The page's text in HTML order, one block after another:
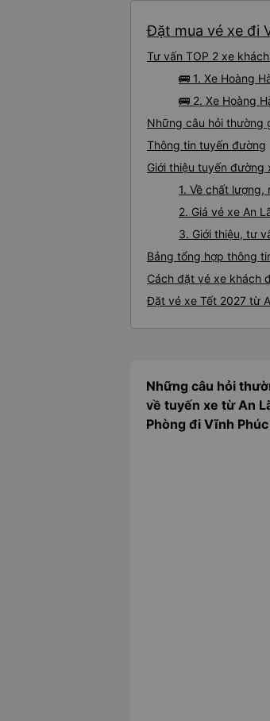
Đặt mua vé xe đi
Tư vấn TOP 2 xe
🚌 1. Xe Hoàng
🚌 2. Xe Hoàng
Những câu hỏi thường
Thông tin tuyến đường
Giới thiệu tuyến đường
1. Về chất lượng,
2. Giá vé xe An
3. Giới thiệu, tư
Bảng tổng hợp thông
Cách đặt vé xe khách
Đặt vé xe Tết 2027 từ
Những câu hỏi
về tuyến xe từ An
Phòng đi Vĩnh Phúc